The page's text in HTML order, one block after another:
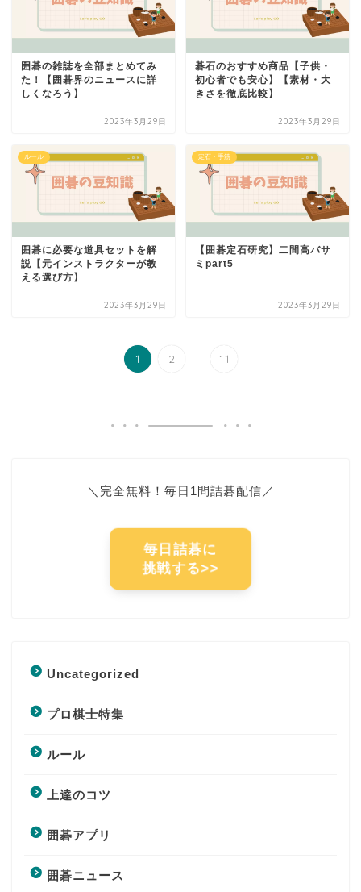
囲碁の雑誌を全部まとめてみ
た！【囲碁界のニュースに詳
しくなろう】
2023年3月29日
碁石のおすすめ商品【子供・
初心者でも安心】【素材・大
きさを徹底比較】
2023年3月29日
ルール
囲碁に必要な道具セットを解
説【元インストラクターが教
える選び方】
2023年3月29日
定石・手筋
【囲碁定石研究】二間高バサ
ミpart5
2023年3月29日
1 2 ... 11
＼完全無料！毎日1問詰碁配信／
毎日詰碁に
挑戦する>>
Uncategorized
プロ棋士特集
ルール
上達のコツ
囲碁アプリ
囲碁ニュース